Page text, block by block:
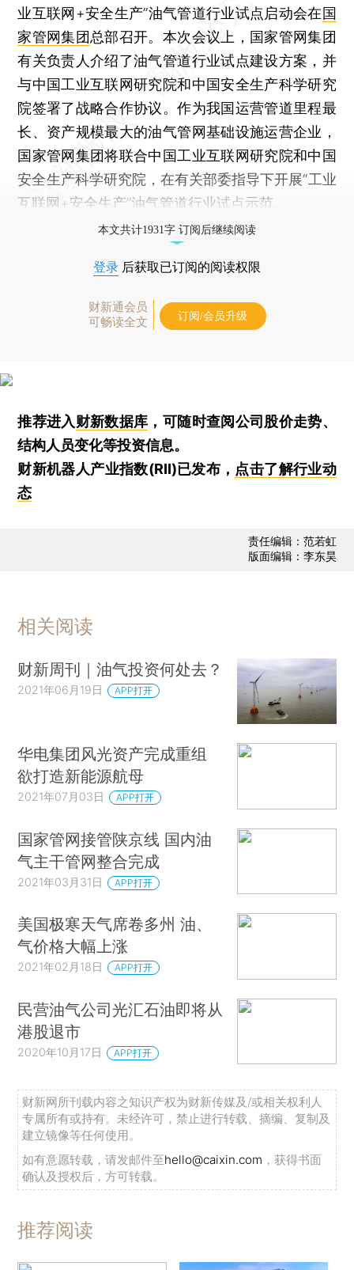
业互联网+安全生产”油气管道行业试点启动会在国
家管网集团总部召开。本次会议上，国家管网集团
有关负责人介绍了油气管道行业试点建设方案，并
与中国工业互联网研究院和中国安全生产科学研究
院签署了战略合作协议。作为我国运营管道里程最
长、资产规模最大的油气管网基础设施运营企业，
国家管网集团将联合中国工业互联网研究院和中国
安全生产科学研究院，在有关部委指导下开展“工业
互联网+安全生产”油气管道行业试点示范。
本文共计1931字 订阅后继续阅读
登录 后获取已订阅的阅读权限
财新通会员
可畅读全文
订阅/会员升级
推荐进入财新数据库 ，可随时查阅公司股价走势、
结构人员变化等投资信息。
财新机器人产业指数(RII)已发布， 点击了解行业动
态
责任编辑：范若虹
版面编辑：李东昊
相关阅读
财新周刊｜油气投资何处去？
2021年06月19日 APP打开
华电集团风光资产完成重组
欲打造新能源航母
2021年07月03日 APP打开
国家管网接管陕京线 国内油
气主干管网整合完成
2021年03月31日 APP打开
美国极寒天气席卷多州 油、
气价格大幅上涨
2021年02月18日 APP打开
民营油气公司光汇石油即将从
港股退市
2020年10月17日 APP打开
财新网所刊载内容之知识产权为财新传媒及/或相关权利人
专属所有或持有。未经许可，禁止进行转载、摘编、复制及
建立镜像等任何使用。
如有意愿转载，请发邮件至hello@caixin.com ，获得书面
确认及授权后，方可转载。
推荐阅读